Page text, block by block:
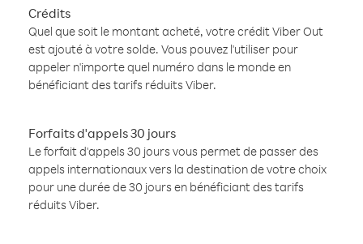
Crédits
Quel que soit le montant acheté, votre crédit Viber Out
est ajouté à votre solde. Vous pouvez l'utiliser pour
appeler n'importe quel numéro dans le monde en
bénéficiant des tarifs réduits Viber.
Forfaits d'appels 30 jours
Le forfait d'appels 30 jours vous permet de passer des
appels internationaux vers la destination de votre choix
pour une durée de 30 jours en bénéficiant des tarifs
réduits Viber.